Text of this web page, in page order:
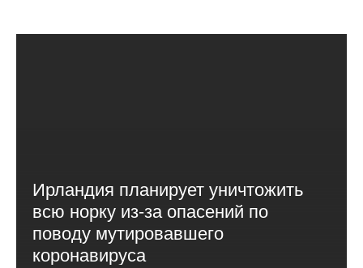
Ирландия планирует уничтожить
всю норку из-за опасений по
поводу мутировавшего
коронавируса